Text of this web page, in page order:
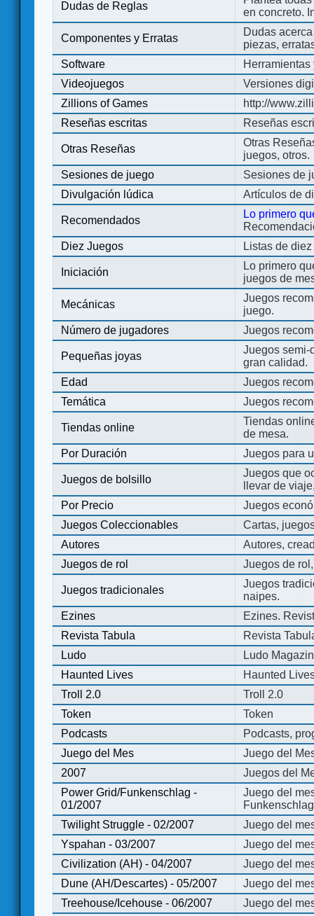
Dudas de Reglas
en concreto.
Componentes y Erratas
Dudas
piezas,
Software
Videojuegos
Versiones
Zillions of Games
http://
Reseñas escritas
Reseñas
Otras Reseñas
Otras
juegos, otros.
Sesiones de juego
Sesiones de
Divulgación lúdica
Artículos de
Recomendados
Lo primero
Diez Juegos
Listas de
Iniciación
Lo primero
juegos de
Mecánicas
Juegos
juego.
Número de jugadores
Juegos
Pequeñas joyas
Juegos semi-
gran calidad.
Edad
Juegos
Temática
Juegos
Tiendas online
Tiendas
de mesa.
Por Duración
Juegos para
Juegos de bolsillo
Juegos que
llevar de
Por Precio
Juegos
Juegos Coleccionables
Cartas,
Autores
Autores,
Juegos de rol
Juegos de
Juegos tradicionales
Juegos
naipes.
Ezines
Ezines.
Revista Tabula
Revista
Ludo
Ludo
Haunted Lives
Haunted
Troll 2.0
Troll 2.0
Token
Token
Podcasts
Podcasts,
Juego del Mes
Juego del
2007
Juegos del
Power Grid/Funkenschlag -
01/2007
Juego del
Twilight Struggle - 02/2007
Juego del
Yspahan - 03/2007
Juego del
Civilization (AH) - 04/2007
Juego del
Dune (AH/Descartes) - 05/2007
Juego del
Treehouse/Icehouse - 06/2007
Juego del